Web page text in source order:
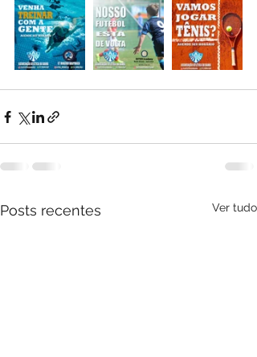
Posts recentes Ver tudo